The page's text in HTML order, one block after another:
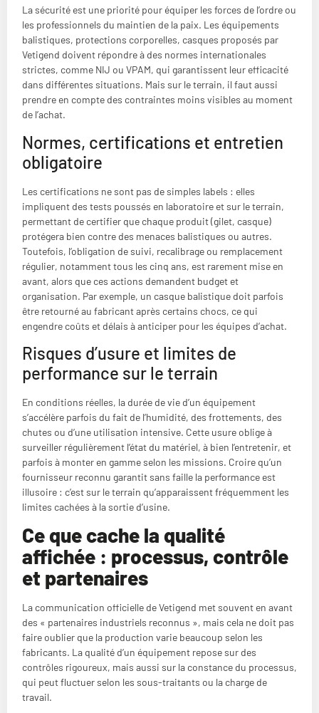
La sécurité est une priorité pour équiper les forces de l’ordre ou
les professionnels du maintien de la paix. Les équipements
balistiques, protections corporelles, casques proposés par
Vetigend doivent répondre à des normes internationales
strictes, comme NIJ ou VPAM, qui garantissent leur efficacité
dans différentes situations. Mais sur le terrain, il faut aussi
prendre en compte des contraintes moins visibles au moment
de l’achat.
Normes, certifications et entretien
obligatoire
Les certifications ne sont pas de simples labels : elles
impliquent des tests poussés en laboratoire et sur le terrain,
permettant de certifier que chaque produit (gilet, casque)
protégera bien contre des menaces balistiques ou autres.
Toutefois, l’obligation de suivi, recalibrage ou remplacement
régulier, notamment tous les cinq ans, est rarement mise en
avant, alors que ces actions demandent budget et
organisation. Par exemple, un casque balistique doit parfois
être retourné au fabricant après certains chocs, ce qui
engendre coûts et délais à anticiper pour les équipes d’achat.
Risques d’usure et limites de
performance sur le terrain
En conditions réelles, la durée de vie d’un équipement
s’accélère parfois du fait de l’humidité, des frottements, des
chutes ou d’une utilisation intensive. Cette usure oblige à
surveiller régulièrement l’état du matériel, à bien l’entretenir, et
parfois à monter en gamme selon les missions. Croire qu’un
fournisseur reconnu garantit sans faille la performance est
illusoire : c’est sur le terrain qu’apparaissent fréquemment les
limites cachées à la sortie d’usine.
Ce que cache la qualité
affichée : processus, contrôle
et partenaires
La communication officielle de Vetigend met souvent en avant
des « partenaires industriels reconnus », mais cela ne doit pas
faire oublier que la production varie beaucoup selon les
fabricants. La qualité d’un équipement repose sur des
contrôles rigoureux, mais aussi sur la constance du processus,
qui peut fluctuer selon les sous-traitants ou la charge de
travail.